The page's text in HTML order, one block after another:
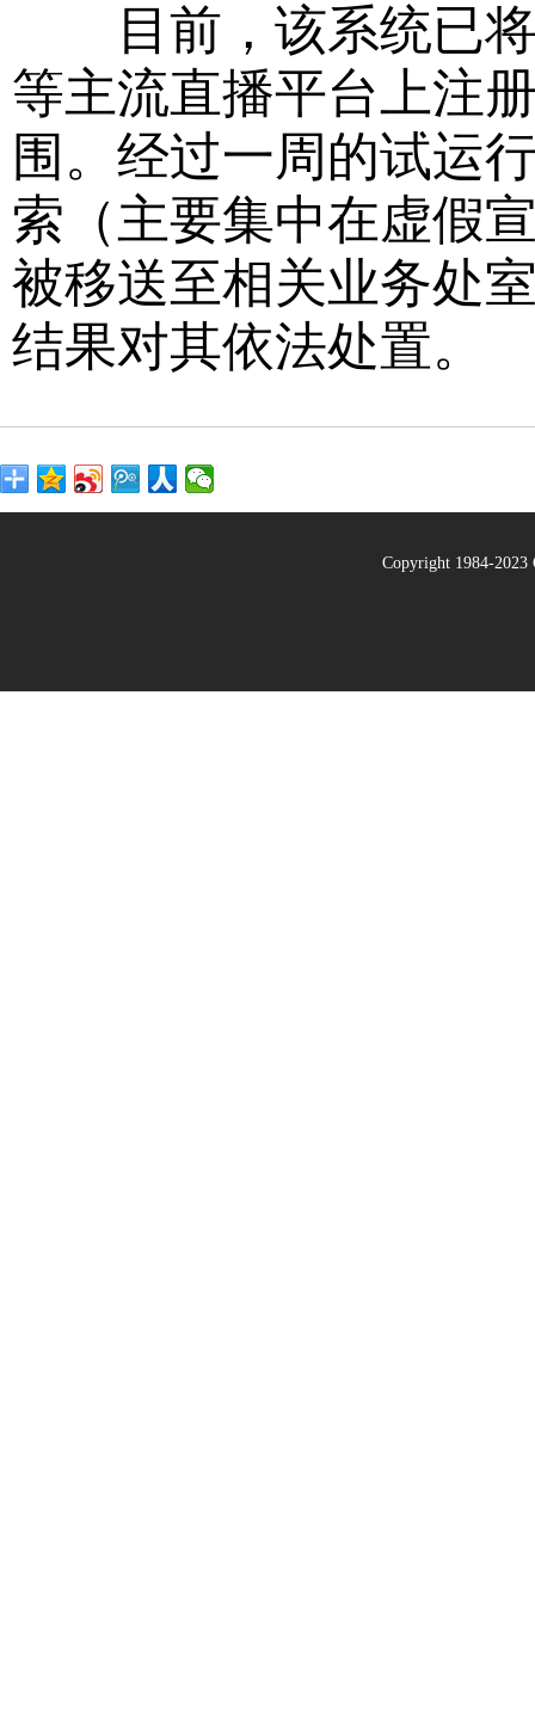
目前，该系统已将
等主流直播平台上注
围。经过一周的试运
索（主要集中在虚假
被移送至相关业务处
结果对其依法处置。
Copyright 1984-